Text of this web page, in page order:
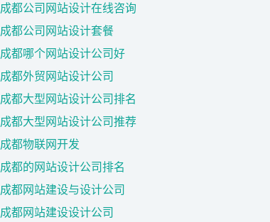
成都公司网站设计在线咨询
成都公司网站设计套餐
成都哪个网站设计公司好
成都外贸网站设计公司
成都大型网站设计公司排名
成都大型网站设计公司推荐
成都物联网开发
成都的网站设计公司排名
成都网站建设与设计公司
成都网站建设设计公司